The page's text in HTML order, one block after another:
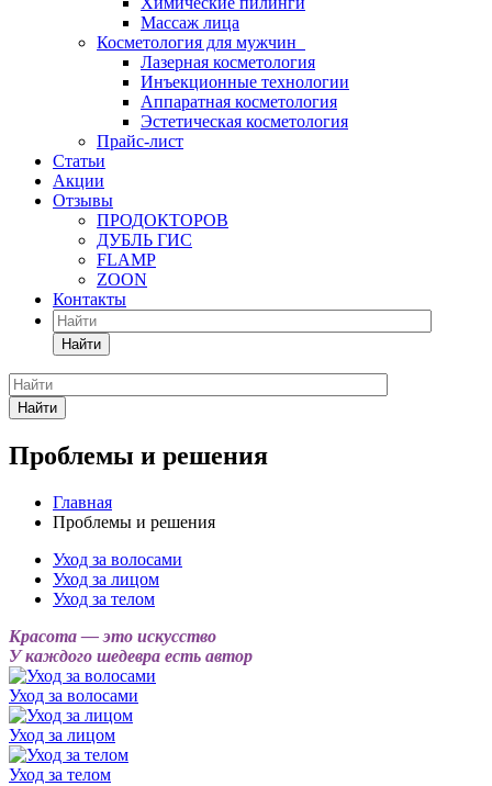
Массаж лица
Косметология для мужчин
Лазерная косметология
Инъекционные технологии
Аппаратная косметология
Эстетическая косметология
Прайс-лист
Статьи
Акции
Отзывы
ПРОДОКТОРОВ
ДУБЛЬ ГИС
FLAMP
ZOON
Контакты
Найти
Найти
Проблемы и решения
Главная
Проблемы и решения
Уход за волосами
Уход за лицом
Уход за телом
Красота — это искусство
У каждого шедевра есть автор
Уход за волосами
Уход за лицом
Уход за телом